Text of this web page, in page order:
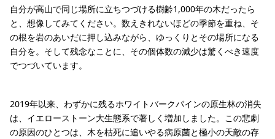
自分が高山で同じ場所に立ちつづける樹齢1,000年の木だったら
と、想像してみてください。数えきれないほどの季節を重ね、そ
の根を岩のあいだに押し込みながら、ゆっくりとその場所になる
自分を。そして残念なことに、その個体数の減少は驚くべき速度
でつづいています。
2019年以来、わずかに残るホワイトバークパインの原生林の消失
は、イエローストーン大生態系で著しく増加しました。この悲劇
の原因のひとつは、木を枯死に追いやる病原菌と極小の天敵の存